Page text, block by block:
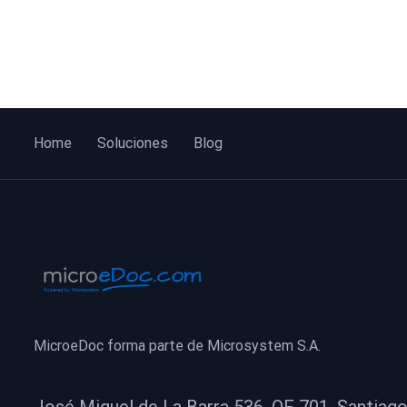
Home Soluciones Blog
MicroeDoc forma parte de Microsystem S.A.